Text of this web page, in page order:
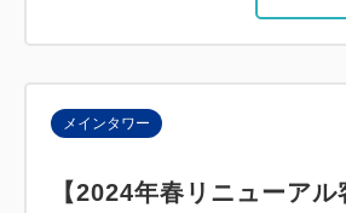
メインタワー
【2024年春リニューア